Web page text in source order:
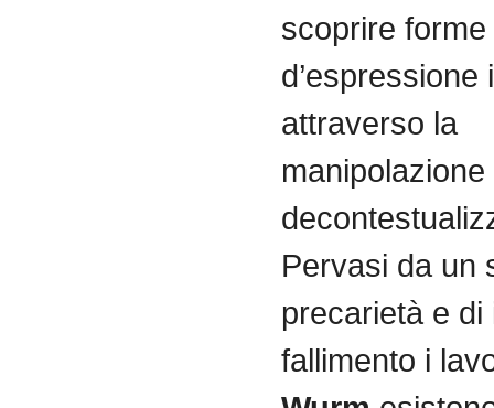
scoprire forme
d’espressione
attraverso la
manipolazione
Pervasi da un
precarietà e di
fallimento i